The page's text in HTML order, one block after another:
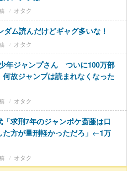
オタク
ダム読んだけどギャグ多いな！
オタク
少年ジャンプさん ついに100万部
故ジャンプは読まれなくなった
オタク
「求刑7年のジャンポケ斎藤は口
た方が量刑軽かっただろ」←1万
オタク